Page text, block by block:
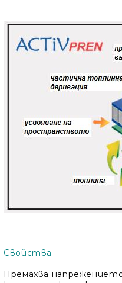
Свойства
Премахва